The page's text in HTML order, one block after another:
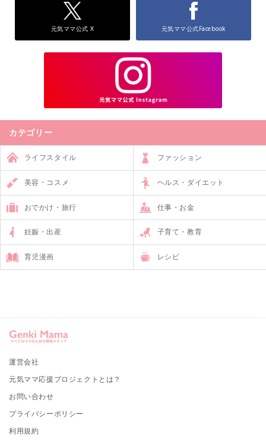
元気ママ公式 X 元気ママ公式Facebook
カテゴリー
ライフスタイル ファッション
美容・コスメ ヘルス・ダイエット
おでかけ・旅行 仕事・お金
妊娠・出産 子育て・教育
育児漫画 レシピ
運営会社
元気ママ応援プロジェクトとは？
お問い合わせ
プライバシーポリシー
利用規約